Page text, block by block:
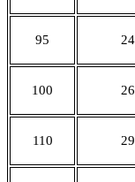
95
100
110